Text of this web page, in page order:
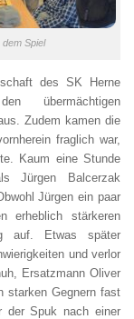
Spiel
des SK Herne
übermächtigen
Zudem kamen die
fraglich war,
Kaum eine Stunde
Jürgen Balcerzak
Jürgen ein paar
erheblich stärkeren
auf. Etwas später
und verlor
Ersatzmann Oliver
starken Gegnern fast
der Spuk nach einer